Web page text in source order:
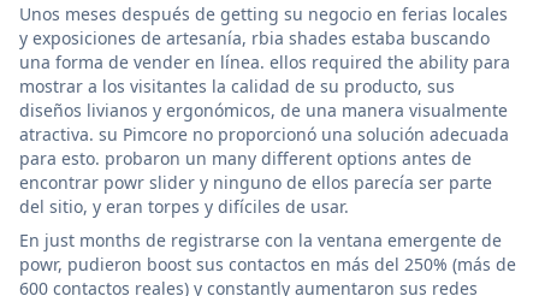
Unos meses después de getting su negocio en ferias locales
y exposiciones de artesanía, rbia shades estaba buscando
una forma de vender en línea. ellos required the ability para
mostrar a los visitantes la calidad de su producto, sus
diseños livianos y ergonómicos, de una manera visualmente
atractiva. su Pimcore no proporcionó una solución adecuada
para esto. probaron un many different options antes de
encontrar powr slider y ninguno de ellos parecía ser parte
del sitio, y eran torpes y difíciles de usar.
En just months de registrarse con la ventana emergente de
powr, pudieron boost sus contactos en más del 250% (más de
600 contactos reales) y constantly aumentaron sus redes